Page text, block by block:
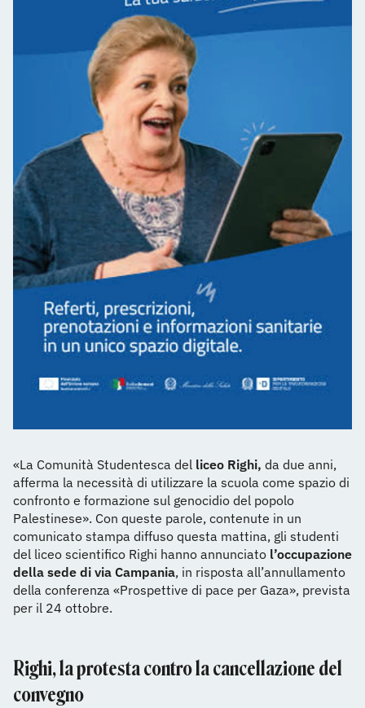
«La Comunità Studentesca del liceo Righi, da due anni,
afferma la necessità di utilizzare la scuola come spazio di
confronto e formazione sul genocidio del popolo
Palestinese». Con queste parole, contenute in un
comunicato stampa diffuso questa mattina, gli studenti
del liceo scientifico Righi hanno annunciato l’occupazione
della sede di via Campania, in risposta all’annullamento
della conferenza «Prospettive di pace per Gaza», prevista
per il 24 ottobre.
Righi, la protesta contro la cancellazione del
convegno